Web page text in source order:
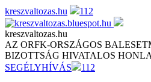
Skip
to
content
kreszvaltozas.hu 112
kreszvaltozas.hu
AZ ORFK-ORSZÁGOS
BIZOTTSÁG HIVATALOS
SEGÉLYHÍVÁS
112